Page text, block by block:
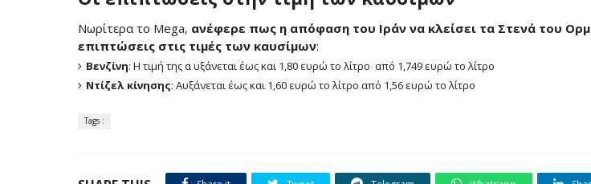
Νωρίτερα το Mega, ανέφερε πως η απόφαση του Ιράν να κλείσει τα Στενά του
επιπτώσεις στις τιμές των καυσίμων:
Βενζίνη: Η τιμή της α υξάνεται έως και 1,80 ευρώ το λίτρο από 1,749 ευρώ το λίτρο
Ντίζελ κίνησης: Αυξάνεται έως και 1,60 ευρώ το λίτρο από 1,56 ευρώ το λίτρο
Tags :